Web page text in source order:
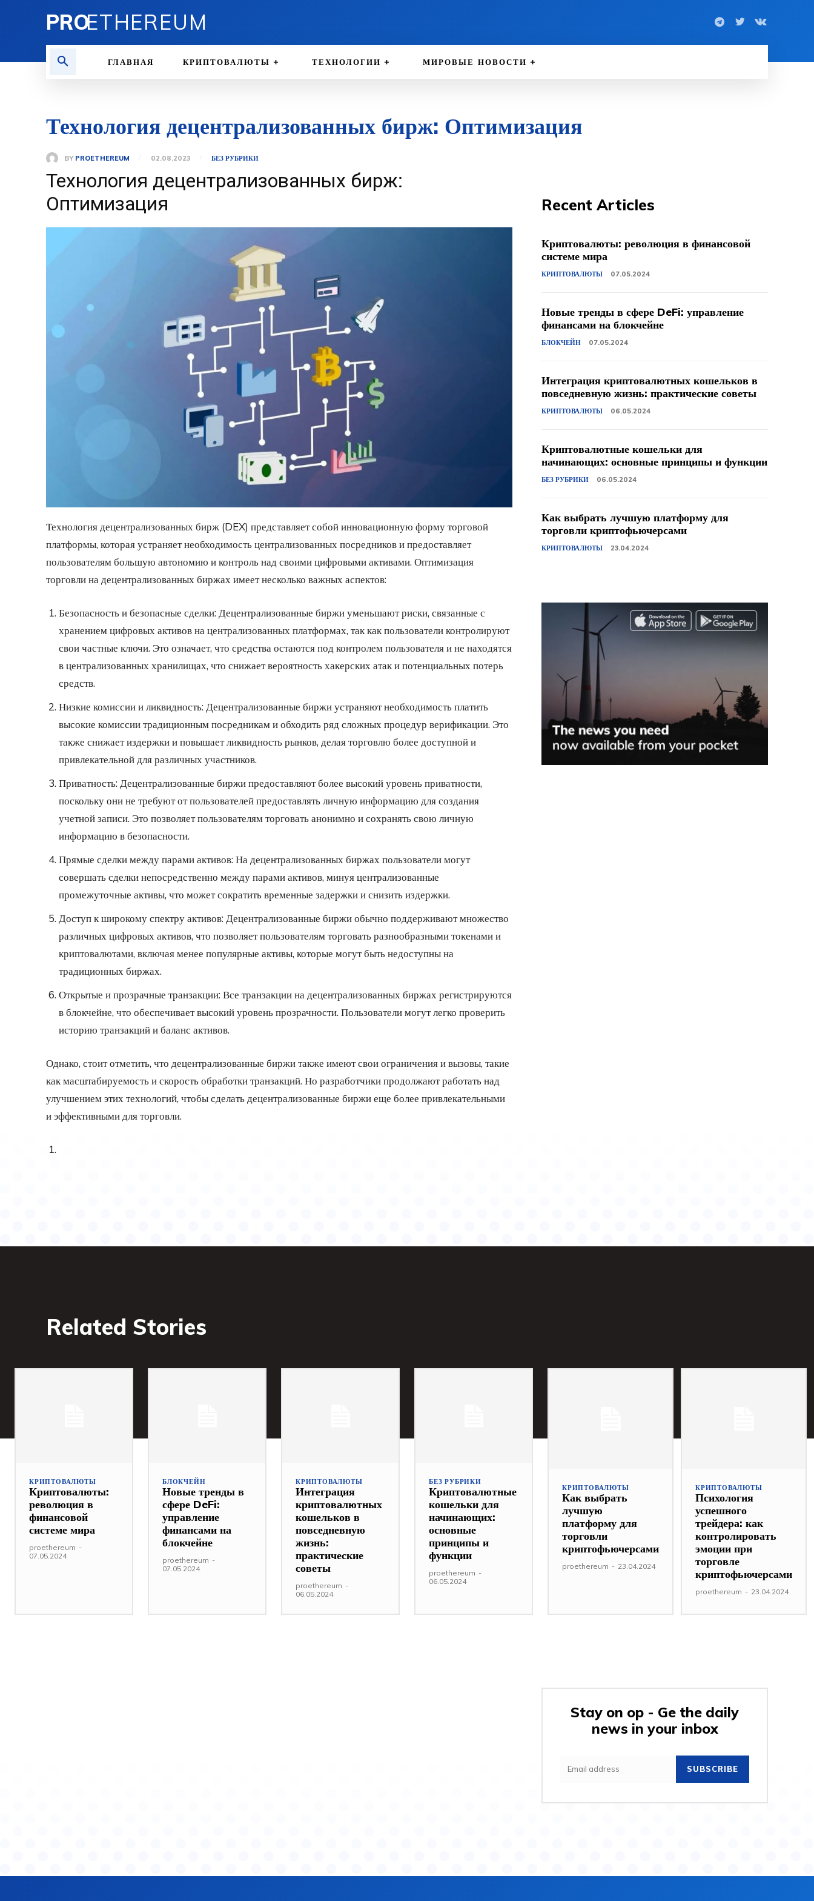
PROETHEREUM
ГЛАВНАЯ КРИПТОВАЛЮТЫ ТЕХНОЛОГИИ МИРОВЫЕ НОВОСТИ
Технология децентрализованных бирж: Оптимизация
BY PROETHEREUM 02.08.2023 БЕЗ РУБРИКИ
Технология децентрализованных бирж:
Оптимизация
Технология децентрализованных бирж (DEX) представляет собой инновационную форму торговой
платформы, которая устраняет необходимость централизованных посредников и предоставляет
пользователям большую автономию и контроль над своими цифровыми активами. Оптимизация
торговли на децентрализованных биржах имеет несколько важных аспектов:
Безопасность и безопасные сделки: Децентрализованные биржи уменьшают риски, связанные с
хранением цифровых активов на централизованных платформах, так как пользователи контролируют
свои частные ключи. Это означает, что средства остаются под контролем пользователя и не находятся
в централизованных хранилищах, что снижает вероятность хакерских атак и потенциальных потерь
средств.
Низкие комиссии и ликвидность: Децентрализованные биржи устраняют необходимость платить
высокие комиссии традиционным посредникам и обходить ряд сложных процедур верификации. Это
также снижает издержки и повышает ликвидность рынков, делая торговлю более доступной и
привлекательной для различных участников.
Приватность: Децентрализованные биржи предоставляют более высокий уровень приватности,
поскольку они не требуют от пользователей предоставлять личную информацию для создания
учетной записи. Это позволяет пользователям торговать анонимно и сохранять свою личную
информацию в безопасности.
Прямые сделки между парами активов: На децентрализованных биржах пользователи могут
совершать сделки непосредственно между парами активов, минуя централизованные
промежуточные активы, что может сократить временные задержки и снизить издержки.
Доступ к широкому спектру активов: Децентрализованные биржи обычно поддерживают множество
различных цифровых активов, что позволяет пользователям торговать разнообразными токенами и
криптовалютами, включая менее популярные активы, которые могут быть недоступны на
традиционных биржах.
Открытые и прозрачные транзакции: Все транзакции на децентрализованных биржах регистрируются
в блокчейне, что обеспечивает высокий уровень прозрачности. Пользователи могут легко проверить
историю транзакций и баланс активов.
Однако, стоит отметить, что децентрализованные биржи также имеют свои ограничения и вызовы, такие
как масштабируемость и скорость обработки транзакций. Но разработчики продолжают работать над
улучшением этих технологий, чтобы сделать децентрализованные биржи еще более привлекательными
и эффективными для торговли.
Recent Articles
Криптовалюты: революция в финансовой
системе мира
КРИПТОВАЛЮТЫ 07.05.2024
Новые тренды в сфере DeFi: управление
финансами на блокчейне
БЛОКЧЕЙН 07.05.2024
Интеграция криптовалютных кошельков в
повседневную жизнь: практические советы
КРИПТОВАЛЮТЫ 06.05.2024
Криптовалютные кошельки для
начинающих: основные принципы и функции
БЕЗ РУБРИКИ 06.05.2024
Как выбрать лучшую платформу для
торговли криптофьючерсами
КРИПТОВАЛЮТЫ 23.04.2024
Related Stories
КРИПТОВАЛЮТЫ
Криптовалюты:
революция в
финансовой
системе мира
proethereum -
07.05.2024
БЛОКЧЕЙН
Новые тренды в
сфере DeFi:
управление
финансами на
блокчейне
proethereum -
07.05.2024
КРИПТОВАЛЮТЫ
Интеграция
криптовалютных
кошельков в
повседневную
жизнь:
практические
советы
proethereum -
06.05.2024
БЕЗ РУБРИКИ
Криптовалютные
кошельки для
начинающих:
основные
принципы и
функции
proethereum -
06.05.2024
КРИПТОВАЛЮТЫ
Как выбрать
лучшую
платформу для
торговли
криптофьючерсами
proethereum - 23.04.2024
КРИПТОВАЛЮТЫ
Психология
успешного
трейдера: как
контролировать
эмоции при
торговле
криптофьючерсами
proethereum - 23.04.2024
Stay on op - Ge the daily
news in your inbox
SUBSCRIBE